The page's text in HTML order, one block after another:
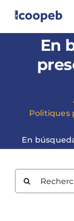
contenu
En
Politiques
En